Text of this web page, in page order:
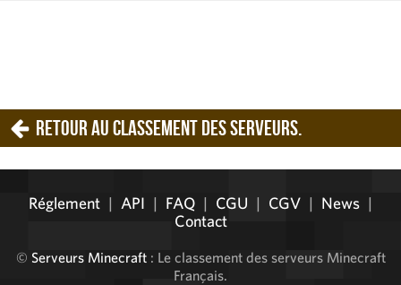
Retour au classement des serveurs.
Réglement | API | FAQ | CGU | CGV | News |
Contact
© Serveurs Minecraft: Le classement des serveurs Minecraft
Français.